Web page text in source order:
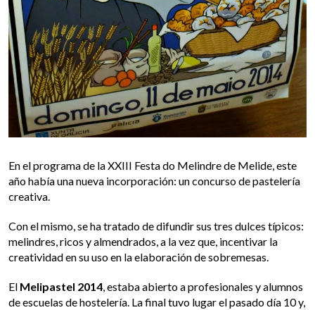
En el programa de la XXIII Festa do Melindre de Melide, este
año había una nueva incorporación: un concurso de pastelería
creativa.
Con el mismo, se ha tratado de difundir sus tres dulces típicos:
melindres, ricos y almendrados, a la vez que, incentivar la
creatividad en su uso en la elaboración de sobremesas.
El Melipastel 2014, estaba abierto a profesionales y alumnos
de escuelas de hostelería. La final tuvo lugar el pasado día 10 y,